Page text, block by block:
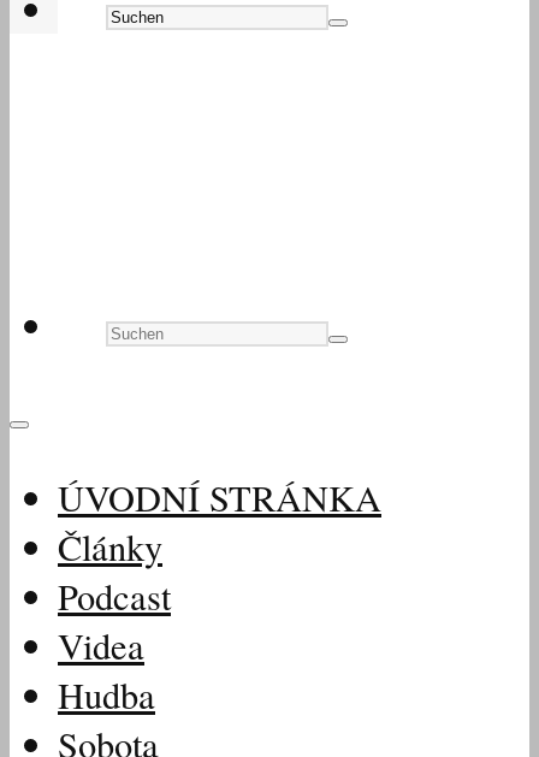
ÚVODNÍ STRÁNKA
Články
Podcast
Videa
Hudba
Sobota